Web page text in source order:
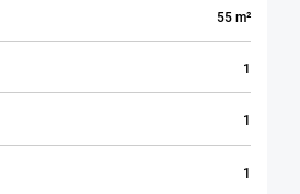
55 m²
1
1
1